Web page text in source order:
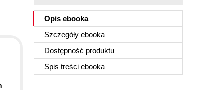
Opis ebooka
Szczegóły ebooka
Dostępność produktu
Spis treści ebooka